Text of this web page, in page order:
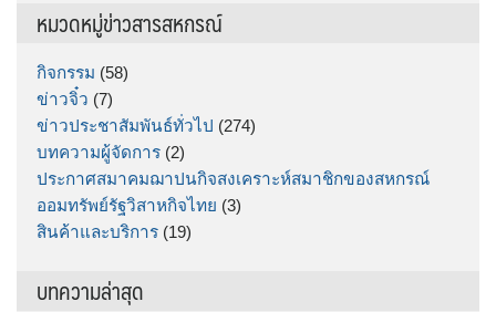
หมวดหมู่ข่าวสารสหกรณ์
กิจกรรม (58)
ข่าวจิ๋ว (7)
ข่าวประชาสัมพันธ์ทั่วไป (274)
บทความผู้จัดการ (2)
ประกาศสมาคมฌาปนกิจสงเคราะห์สมาชิกของสหกรณ์
ออมทรัพย์รัฐวิสาหกิจไทย (3)
สินค้าและบริการ (19)
บทความล่าสุด